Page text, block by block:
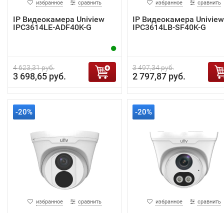
избранное сравнить
IP Видеокамера Uniview
IPC3614LE-ADF40K-G
4 623,31 руб.
3 698,65 руб.
избранное сравнить
IP Видеокамера Uniview
IPC3614LB-SF40K-G
3 497,34 руб.
2 797,87 руб.
-20%
избранное сравнить
-20%
избранное сравнить